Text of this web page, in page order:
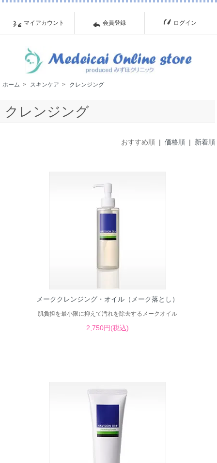
マイアカウント 会員登録 ログイン
ホーム > スキンケア > クレンジング
クレンジング
おすすめ順 | 価格順| 新着順
メーククレンジング・オイル（メーク落とし）
肌負担を最小限に抑えて汚れを除去するメークオイル
2,750円(税込)